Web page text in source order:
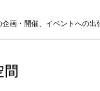
画・開催、イベントへの出